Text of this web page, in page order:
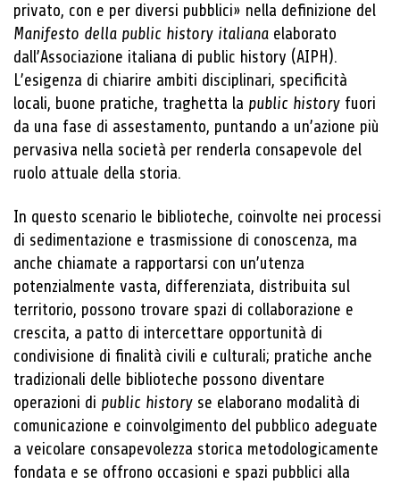
privato, con e per diversi pubblici» nella definizione del
Manifesto della public history italiana elaborato
dall’Associazione italiana di public history (AIPH).
L’esigenza di chiarire ambiti disciplinari, specificità
locali, buone pratiche, traghetta la public history fuori
da una fase di assestamento, puntando a un’azione più
pervasiva nella società per renderla consapevole del
ruolo attuale della storia.
In questo scenario le biblioteche, coinvolte nei processi
di sedimentazione e trasmissione di conoscenza, ma
anche chiamate a rapportarsi con un’utenza
potenzialmente vasta, differenziata, distribuita sul
territorio, possono trovare spazi di collaborazione e
crescita, a patto di intercettare opportunità di
condivisione di finalità civili e culturali; pratiche anche
tradizionali delle biblioteche possono diventare
operazioni di public history se elaborano modalità di
comunicazione e coinvolgimento del pubblico adeguate
a veicolare consapevolezza storica metodologicamente
fondata e se offrono occasioni e spazi pubblici alla